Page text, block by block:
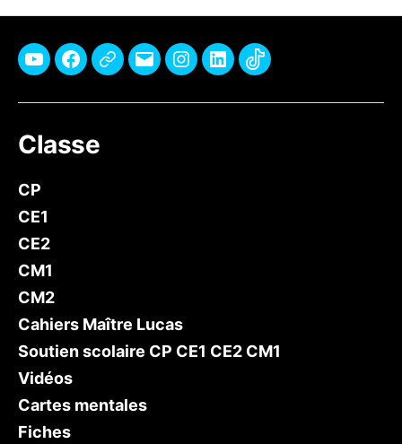
YoutubeFacebook
Pinterest
E-
Instagram
LinkedinTikTok
Classe
CP
CE1
CE2
CM1
CM2
Cahiers Maître Lucas
Soutien scolaire CP CE1 CE2 CM1
Vidéos
Cartes mentales
Fiches